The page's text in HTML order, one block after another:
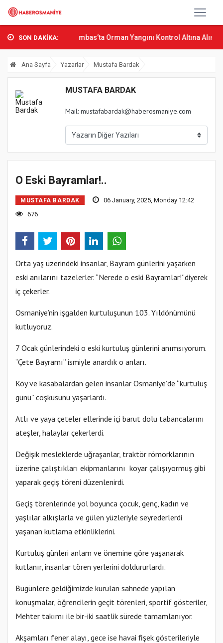
SON DAKİKA:
Bak Osmani... Sumbas’ta Orman Yangını Kontrol Altına Alındı
Ana Sayfa Yazarlar Mustafa Bardak
MUSTAFA BARDAK
Mail: mustafabardak@haberosmaniye.com
O Eski Bayramlar!..
MUSTAFA BARDAK
06 January, 2025, Monday 12:42
676
Orta yaş üzerindeki insanlar, Bayram günlerini yaşarken
eski anılarını tazelerler. “Nerede o eski Bayramlar!”diyerek
iç çekerler.
Osmaniye’nin işgalden kurtuluşunun 103. Yıldönümünü
kutluyoruz.
7 Ocak günlerindeki o eski kurtuluş günlerini anımsıyorum.
“Çete Bayramı” ismiyle anardık o anları.
Köy ve kasabalardan gelen insanlar Osmaniye’de “kurtuluş
günü” coşkusunu yaşarlardı.
Atlı ve yaya çeteler ellerinde içi barut dolu tabancalarını
ateşler, halaylar çekerlerdi.
Değişik mesleklerde uğraşanlar, traktör römorklarının
üzerine çalıştıkları ekipmanlarını koyar çalışıyormuş gibi
yaparak geçiş töreni düzenlenirdi.
Geçiş törenlerinde yol boyunca çocuk, genç, kadın ve
yaşlılar alkışlarla ve gülen yüzleriyle seyrederlerdi
yaşanan kutlama etkinliklerini.
Kurtuluş günleri anlam ve önemine göre yaşanarak
kutlanır, insanlar tören yerlerini doldururlardı.
Bugünlere geldiğimizde kurulan sahnede yapılan
konuşmalar, öğrencilerin geçit törenleri, sportif gösteriler,
Mehter takımı ile bir-iki saatlik sürede tamamlanıyor.
Akşamları fener alayı, gece ise havai fişek gösterileriyle